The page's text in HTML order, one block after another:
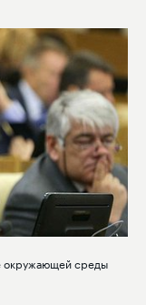
окружающей среды